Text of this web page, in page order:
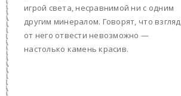
игрой света, несравнимой ни с одним
другим минералом. Говорят, что взгляд
от него отвести невозможно —
настолько камень красив.